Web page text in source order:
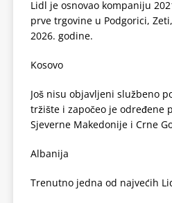
Lidl je osnovao kompaniju
prve trgovine u Podgorici,
2026. godine.
Kosovo
Još nisu objavljeni službeno
tržište i započeo je određene
Sjeverne Makedonije i Crne
Albanija
Trenutno jedna od najvećih